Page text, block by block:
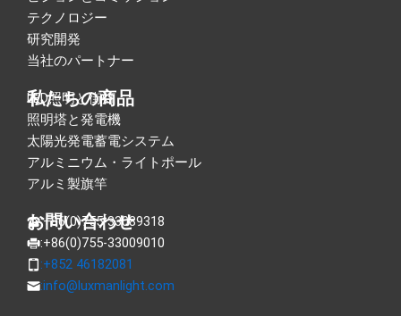
テクノロジー
研究開発
当社のパートナー
私たちの商品
LED照明と街灯
照明塔と発電機
太陽光発電蓄電システム
アルミニウム・ライトポール
アルミ製旗竿
お問い合わせ
:+86(0)755-33089318
:+86(0)755-33009010
:+852 46182081
:info@luxmanlight.com